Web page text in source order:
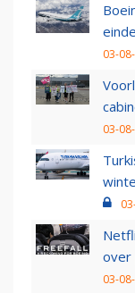
03-
03-
over
03-